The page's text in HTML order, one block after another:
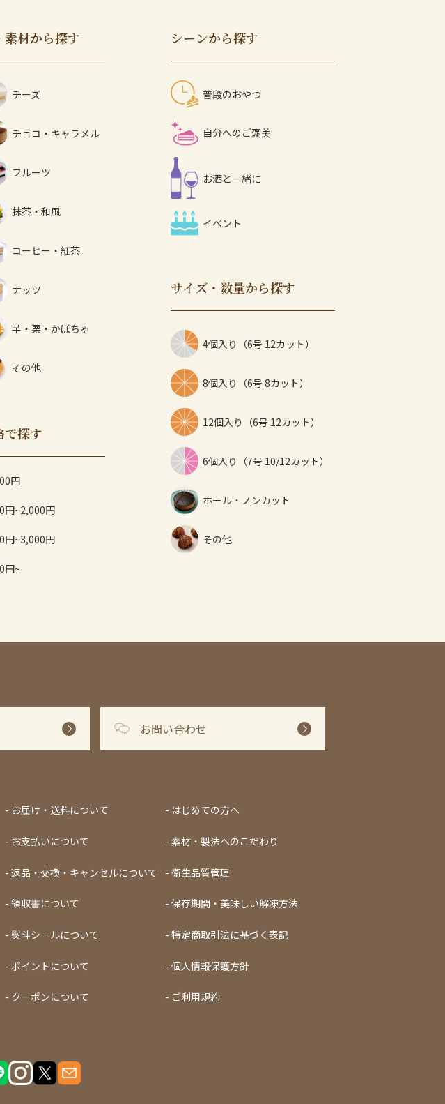
素材から探す
チーズ
チョコ・キャラメル
フルーツ
抹茶・和風
コーヒー・紅茶
ナッツ
芋・栗・かぼちゃ
その他
で探す
円
円~2,000円
円~3,000円
円~
シーンから探す
普段のおやつ
自分へのご褒美
お酒と一緒に
イベント
サイズ・数量から探す
4個入り（6号 12カット）
8個入り（6号 8カット）
12個入り（6号 12カット）
6個入り（7号 10/12カット）
ホール・ノンカット
その他
お問い合わせ
お届け・送料について
お支払いについて
返品・交換・キャンセルについて
領収書について
熨斗シールについて
ポイントについて
クーポンについて
はじめての方へ
素材・製法へのこだわり
衛生品質管理
保存期間・美味しい解凍方法
特定商取引法に基づく表記
個人情報保護方針
ご利用規約